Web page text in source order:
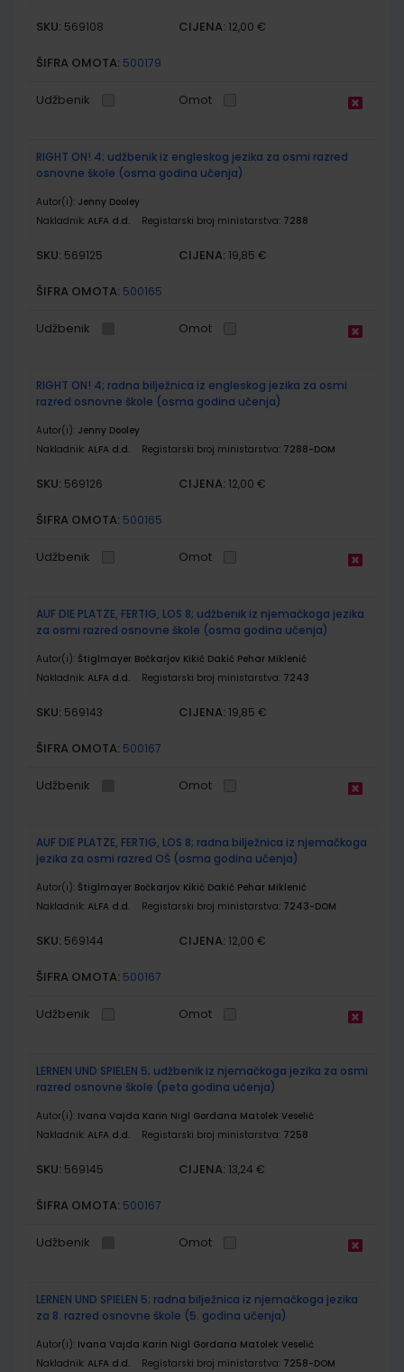
SKU: 569108 CIJENA: 12,00 €
ŠIFRA OMOTA: 500179
Udžbenik Omot
RIGHT ON! 4; udžbenik iz engleskog jezika za osmi razred
osnovne škole (osma godina učenja)
Autor(i): Jenny Dooley
Nakladnik: ALFA d.d. Registarski broj ministarstva: 7288
SKU: 569125 CIJENA: 19,85 €
ŠIFRA OMOTA: 500165
Udžbenik Omot
RIGHT ON! 4; radna bilježnica iz engleskog jezika za osmi
razred osnovne škole (osma godina učenja)
Autor(i): Jenny Dooley
Nakladnik: ALFA d.d. Registarski broj ministarstva: 7288-DOM
SKU: 569126 CIJENA: 12,00 €
ŠIFRA OMOTA: 500165
Udžbenik Omot
AUF DIE PLATZE, FERTIG, LOS 8; udžbenik iz njemačkoga jezika
za osmi razred osnovne škole (osma godina učenja)
Autor(i): Štiglmayer Bočkarjov Kikić Dakić Pehar Miklenić
Nakladnik: ALFA d.d. Registarski broj ministarstva: 7243
SKU: 569143 CIJENA: 19,85 €
ŠIFRA OMOTA: 500167
Udžbenik Omot
AUF DIE PLATZE, FERTIG, LOS 8; radna bilježnica iz njemačkoga
jezika za osmi razred OŠ (osma godina učenja)
Autor(i): Štiglmayer Bočkarjov Kikić Dakić Pehar Miklenić
Nakladnik: ALFA d.d. Registarski broj ministarstva: 7243-DOM
SKU: 569144 CIJENA: 12,00 €
ŠIFRA OMOTA: 500167
Udžbenik Omot
LERNEN UND SPIELEN 5; udžbenik iz njemačkoga jezika za osmi
razred osnovne škole (peta godina učenja)
Autor(i): Ivana Vajda Karin Nigl Gordana Matolek Veselić
Nakladnik: ALFA d.d. Registarski broj ministarstva: 7258
SKU: 569145 CIJENA: 13,24 €
ŠIFRA OMOTA: 500167
Udžbenik Omot
LERNEN UND SPIELEN 5; radna bilježnica iz njemačkoga jezika
za 8. razred osnovne škole (5. godina učenja)
Autor(i): Ivana Vajda Karin Nigl Gordana Matolek Veselić
Nakladnik: ALFA d.d. Registarski broj ministarstva: 7258-DOM